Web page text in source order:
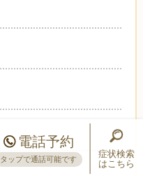
電話予約
タップで通話可能です
症状検索
はこちら